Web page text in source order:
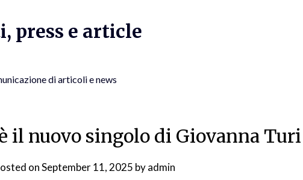
press e article
di articoli e news
il nuovo singolo di Giovanna Turi
onSeptember 11, 2025 byadmin